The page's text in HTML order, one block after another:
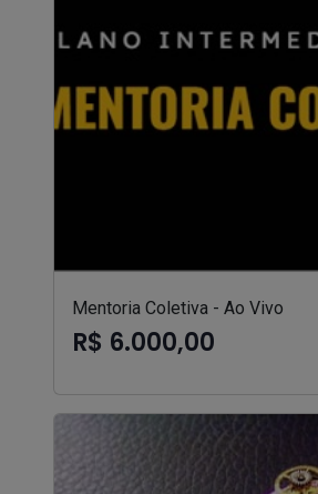
Mentoria Coletiva - Ao Vivo
R$ 6.000,00